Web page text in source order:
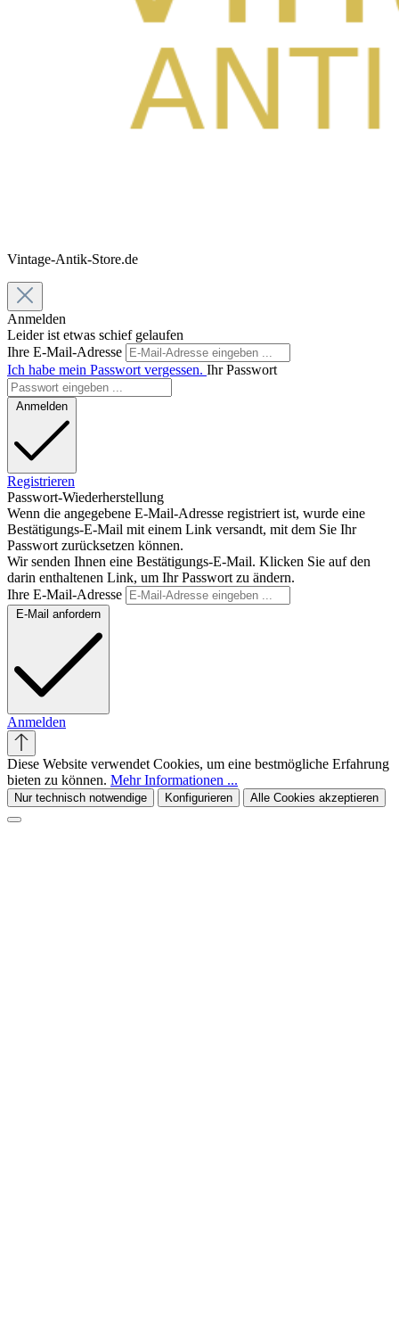
Vintage-Antik-Store.de
Anmelden
Leider ist etwas schief gelaufen
Ihre E-Mail-Adresse
Ich habe mein Passwort vergessen. Ihr Passwort
Anmelden
Registrieren
Passwort-Wiederherstellung
Wenn die angegebene E-Mail-Adresse registriert ist, wurde eine
Bestätigungs-E-Mail mit einem Link versandt, mit dem Sie Ihr
Passwort zurücksetzen können.
Wir senden Ihnen eine Bestätigungs-E-Mail. Klicken Sie auf den
darin enthaltenen Link, um Ihr Passwort zu ändern.
Ihre E-Mail-Adresse
E-Mail anfordern
Anmelden
Diese Website verwendet Cookies, um eine bestmögliche Erfahrung
bieten zu können. Mehr Informationen ...
Nur technisch notwendige Konfigurieren Alle Cookies akzeptieren